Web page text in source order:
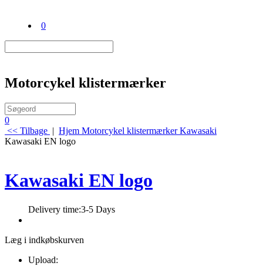
0
Motorcykel klistermærker
0
<< Tilbage | Hjem Motorcykel klistermærker Kawasaki
Kawasaki EN logo
Kawasaki EN logo
Delivery time:3-5 Days
Læg i indkøbskurven
Upload: